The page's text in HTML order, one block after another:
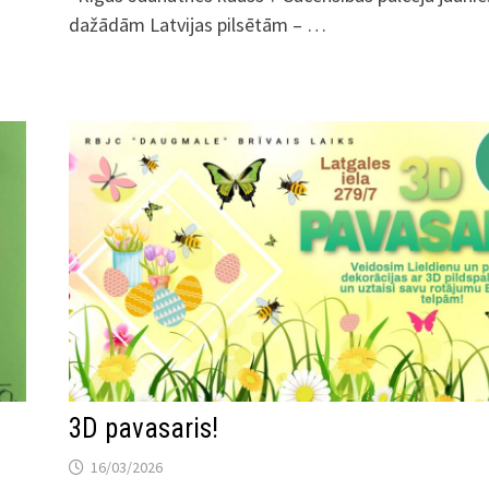
dažādām Latvijas pilsētām – …
3D pavasaris!
16/03/2026